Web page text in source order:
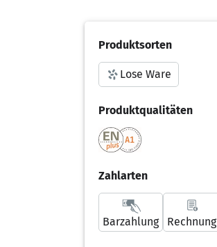
Produktsorten
Lose Ware
Produktqualitäten
Zahlarten
Barzahlung Rechnung